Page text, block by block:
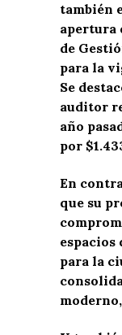
también
apertura
de
para la
Se
auditor
año
por
En
que su
espacios
para la